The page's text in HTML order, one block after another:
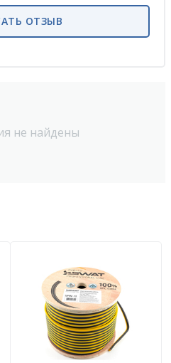
не найдены
ОТЗЫВ